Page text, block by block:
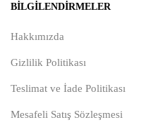
BILGILENDIRMELER
Hakkımızda
Gizlilik Politikası
Teslimat ve İade Politikası
Mesafeli Satış Sözleşmesi